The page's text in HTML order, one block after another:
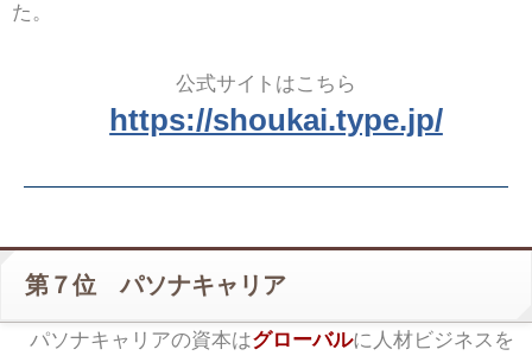
た。
公式サイトはこちら
https://shoukai.type.jp/
第７位 パソナキャリア
パソナキャリアの資本はグローバルに人材ビジネスを